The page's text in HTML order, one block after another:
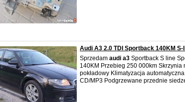
Audi A3 2.0 TDI Sportback 140KM
Sprzedam audi a3 Sportback S line
140KM Przebieg 250 000km
pokładowy Klimatyzacja
CD/MP3 Podgrzewane przednie